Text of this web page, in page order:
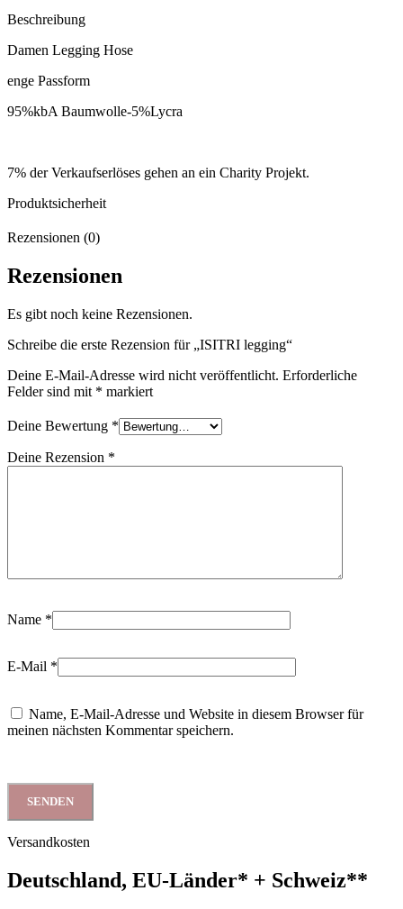
Beschreibung
Damen Legging Hose
enge Passform
95%kbA Baumwolle-5%Lycra
7% der Verkaufserlöses gehen an ein Charity Projekt.
Produktsicherheit
Rezensionen (0)
Rezensionen
Es gibt noch keine Rezensionen.
Schreibe die erste Rezension für „ISITRI legging“
Deine E-Mail-Adresse wird nicht veröffentlicht. Erforderliche
Felder sind mit * markiert
Deine Bewertung *
Deine Rezension *
Name *
E-Mail *
Name, E-Mail-Adresse und Website in diesem Browser für
meinen nächsten Kommentar speichern.
Versandkosten
Deutschland, EU-Länder* + Schweiz**